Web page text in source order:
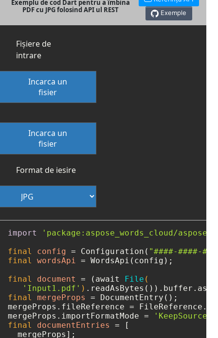
Exemplu de cod Dart pentru a îmbina
PDF cu JPG folosind API ul REST
Exemple
Fișiere de
intrare
Incarca un
fisier
Incarca un
fisier
Format de iesire
import
'package:aspose_words_cloud/
final
config = Configuration( "####-####-
final
wordsApi = WordsApi(config);
final
document = (await File (
'Input1.pdf' )
final
mergeProps = DocumentEntry();
mergeProps.fileReference =
mergeProps.importFormatMode =
final
documentEntries = [